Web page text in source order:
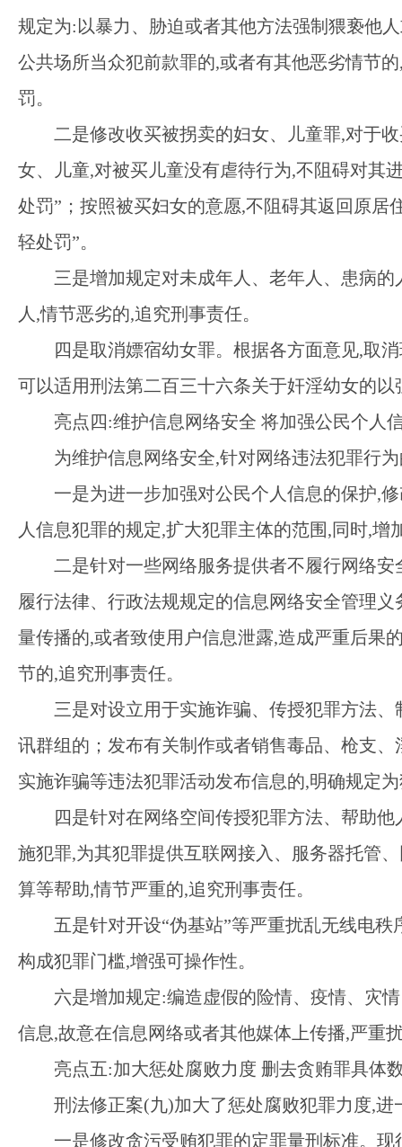
规定为:以暴力、胁迫或者其他方法强制猥亵他
公共场所当众犯前款罪的,或者有其他恶劣情节
罚。
二是修改收买被拐卖的妇女、儿童罪,对于
女、儿童,对被买儿童没有虐待行为,不阻碍对其
处罚”；按照被买妇女的意愿,不阻碍其返回原居
轻处罚”。
三是增加规定对未成年人、老年人、患病
人 ,情节恶劣的,追究刑事责任。
四是取消嫖宿幼女罪。根据各方面意见,取
可以适用刑法第二百三十六条关于奸淫幼女的
亮点四:维护信息网络安全 将加强公民个人
为维护信息网络安全,针对网络违法犯罪行
一是为进一步加强对公民个人信息的保护,
人信息犯罪的规定,扩大犯罪主体的范围,同时,
二是针对一些网络服务提供者不履行网络安
履行法律、行政法规规定的信息网络安全管理
量传播的,或者致使用户信息泄露,造成严重后果
节的,追究刑事责任。
三是对设立用于实施诈骗、传授犯罪方法
讯群组的；发布有关制作或者销售毒品、枪支
实施诈骗等违法犯罪活动发布信息的,明确规定
四是针对在网络空间传授犯罪方法、帮助
施犯罪,为其犯罪提供互联网接入、服务器托管
算等帮助,情节严重的,追究刑事责任。
五是针对开设“伪基站”等严重扰乱无线电
构成犯罪门槛,增强可操作性。
六是增加规定:编造虚假的险情、疫情、灾
信息,故意在信息网络或者其他媒体上传播,严重
亮点五:加大惩处腐败力度 删去贪贿罪具体
刑法修正案(九)加大了惩处腐败犯罪力度,
一是修改贪污受贿犯罪的定罪量刑标准。